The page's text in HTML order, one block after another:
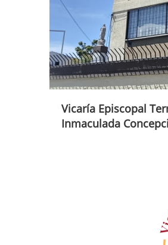
Vicaría Episcopal
Inmaculada